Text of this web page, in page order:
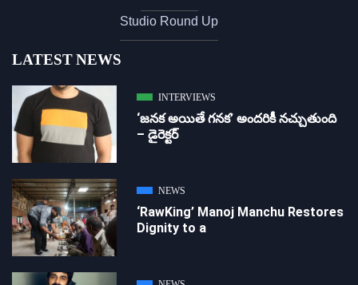
Studio Round Up
LATEST NEWS
INTERVIEWS
‘జ‌న‌క అయితే గ‌న‌క‌’ అందరికీ నచ్చుతుంది
– డైరెక్ట‌ర్
NEWS
‘RawKing’ Manoj Manchu Restores
Dignity to a